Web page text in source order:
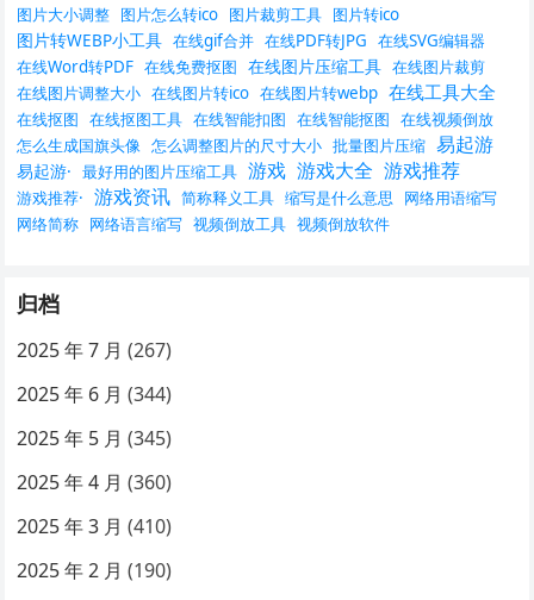
图片大小调整 图片怎么转ico 图片裁剪工具 图片转ico
图片转WEBP小工具 在线gif合并 在线PDF转JPG 在线SVG编辑器
在线Word转PDF 在线免费抠图 在线图片压缩工具 在线图片裁剪
在线图片调整大小 在线图片转ico 在线图片转webp 在线工具大全
在线抠图 在线抠图工具 在线智能扣图 在线智能抠图 在线视频倒放
怎么生成国旗头像 怎么调整图片的尺寸大小 批量图片压缩 易起游
易起游· 最好用的图片压缩工具 游戏 游戏大全 游戏推荐
游戏推荐· 游戏资讯 简称释义工具 缩写是什么意思
网络用语缩写
网络简称 网络语言缩写 视频倒放工具 视频倒放软件
归档
2025 年 7 月 (267)
2025 年 6 月 (344)
2025 年 5 月 (345)
2025 年 4 月 (360)
2025 年 3 月 (410)
2025 年 2 月 (190)